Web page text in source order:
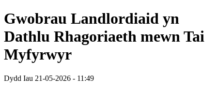
Gwobrau Landlordiaid yn
Dathlu Rhagoriaeth mewn Tai
Myfyrwyr
Dydd Iau 21-05-2026 - 11:49